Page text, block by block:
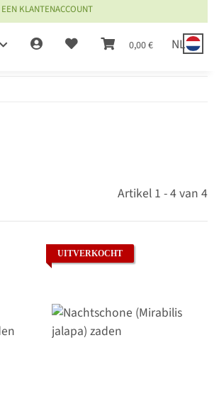
KLANTENACCOUNT
0,00 € NL
Artikel 1 - 4 van 4
UITVERKOCHT